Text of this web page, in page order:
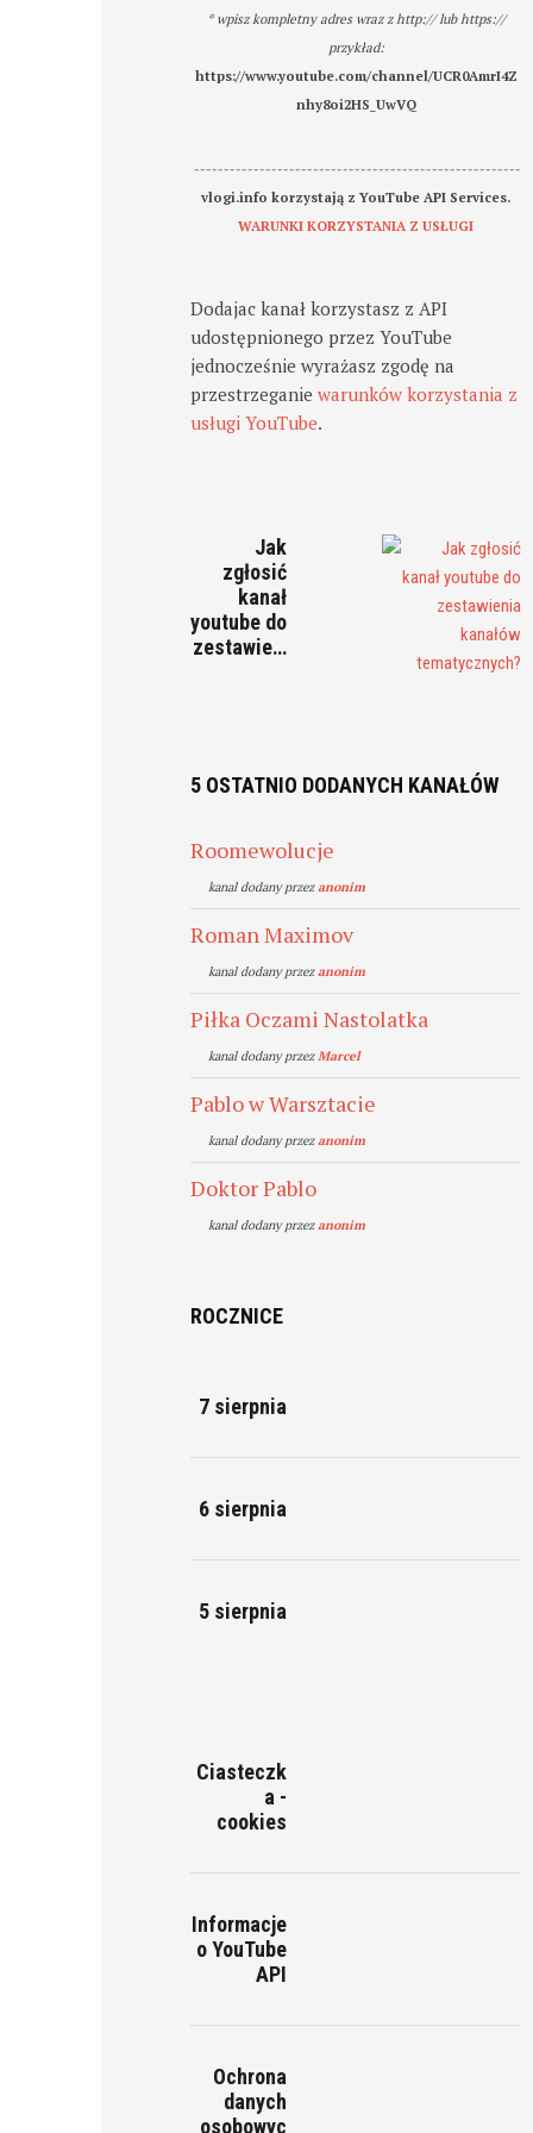
* wpisz kompletny adres wraz z http:// lub https://
przykład:
https://www.youtube.com/channel/UCR0AmrI4Z
nhy8oi2HS_UwVQ
-------------------------------------------------------
vlogi.info korzystają z YouTube API Services.
WARUNKI KORZYSTANIA Z USŁUGI
Dodajac kanał korzystasz z API
udostępnionego przez YouTube
jednocześnie wyrażasz zgodę na
przestrzeganiewarunków korzystania z
usługi YouTube.
Jak
zgłosić
kanał
youtube do
zestawie…
5 OSTATNIO DODANYCH KANAŁÓW
Roomewolucje
kanal dodany przezanonim
Roman Maximov
kanal dodany przezanonim
Piłka Oczami Nastolatka
kanal dodany przezMarcel
Pablo w Warsztacie
kanal dodany przezanonim
Doktor Pablo
kanal dodany przezanonim
ROCZNICE
7 sierpnia
6 sierpnia
5 sierpnia
Ciasteczk
a -
cookies
Informacje
o YouTube
API
Ochrona
danych
osobowyc